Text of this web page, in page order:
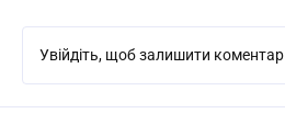
Увійдіть, щоб залишити коментар